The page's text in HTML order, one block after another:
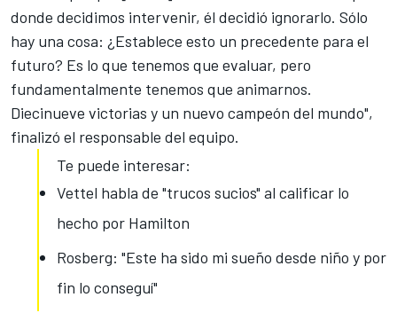
donde decidimos intervenir, él decidió ignorarlo. Sólo
hay una cosa: ¿Establece esto un precedente para el
futuro? Es lo que tenemos que evaluar, pero
fundamentalmente tenemos que animarnos.
Diecinueve victorias y un nuevo campeón del mundo",
finalizó el responsable del equipo.
Te puede interesar:
Vettel habla de "trucos sucios" al calificar lo
hecho por Hamilton
Rosberg: "Este ha sido mi sueño desde niño y por
fin lo conseguí"